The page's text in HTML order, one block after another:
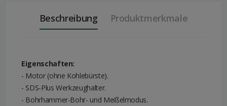
Beschreibung Produktmerkmale
Eigenschaften:
- Motor (ohne Kohlebürste).
- SDS-Plus Werkzeughalter.
- Bohrhammer-Bohr- und Meißelmodus.